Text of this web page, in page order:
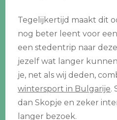
Tegelijkertijd maakt dit
nog beter leent voor
een stedentrip naar
jezelf wat langer
je, net als wij deden,
wintersport in Bulgarije.
dan Skopje en zeker
langer bezoek.